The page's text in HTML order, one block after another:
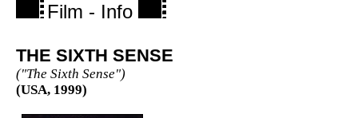
Film - Info
THE SIXTH SENSE
("The Sixth Sense")
(USA, 1999)